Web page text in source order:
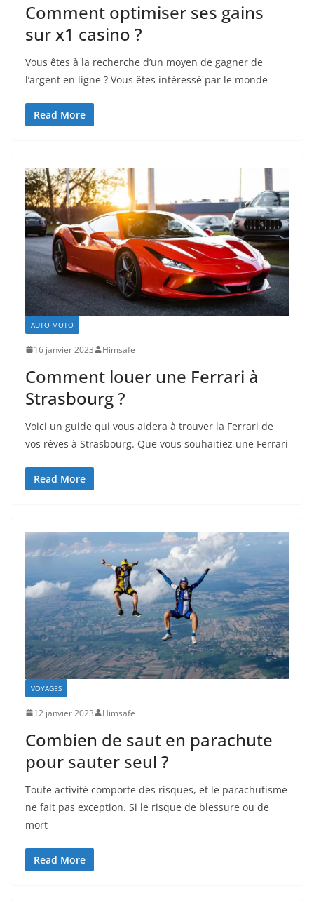
Comment optimiser ses gains
sur x1 casino ?
Vous êtes à la recherche d’un moyen de gagner de
l’argent en ligne ? Vous êtes intéressé par le monde
Read More
AUTO MOTO
16 janvier 2023 Himsafe
Comment louer une Ferrari à
Strasbourg ?
Voici un guide qui vous aidera à trouver la Ferrari de
vos rêves à Strasbourg. Que vous souhaitiez une Ferrari
Read More
VOYAGES
12 janvier 2023 Himsafe
Combien de saut en parachute
pour sauter seul ?
Toute activité comporte des risques, et le parachutisme
ne fait pas exception. Si le risque de blessure ou de
mort
Read More